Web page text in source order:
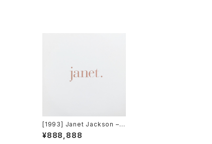
[1993] Janet Jackson –
That's The Way Love Go
es [Virgin]
¥888,888